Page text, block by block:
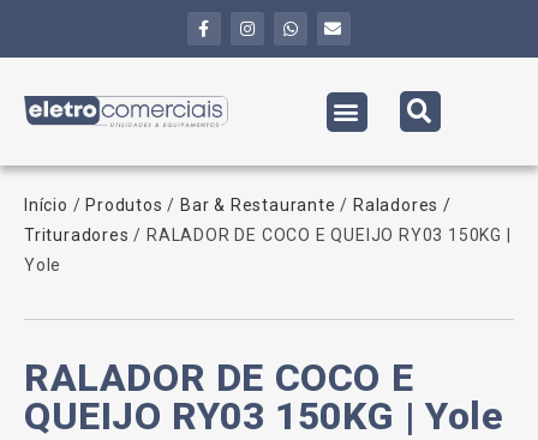
Início / Produtos / Bar & Restaurante / Raladores /
Trituradores / RALADOR DE COCO E QUEIJO RY03 150KG |
Yole
RALADOR DE COCO E
QUEIJO RY03 150KG | Yole